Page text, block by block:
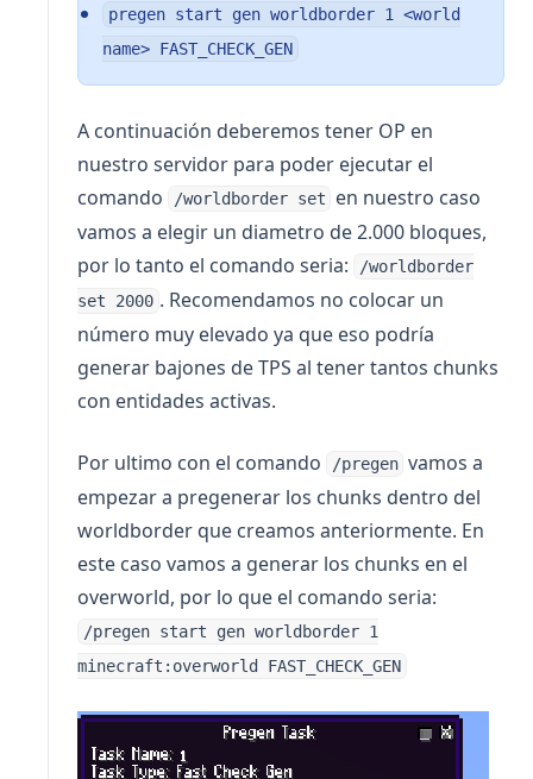
pregen start gen worldborder 1 <world
name> FAST_CHECK_GEN
A continuación deberemos tener OP en
nuestro servidor para poder ejecutar el
comando
/worldborder set
en nuestro caso
vamos a elegir un diametro de 2.000 bloques,
por lo tanto el comando seria:
/worldborder
set 2000 . Recomendamos no colocar un
número muy elevado ya que eso podría
generar bajones de TPS al tener tantos chunks
con entidades activas.
Por ultimo con el comando /pregen vamos a
empezar a pregenerar los chunks dentro del
worldborder que creamos anteriormente. En
este caso vamos a generar los chunks en el
overworld, por lo que el comando seria:
/pregen start gen worldborder 1
minecraft:overworld FAST_CHECK_GEN